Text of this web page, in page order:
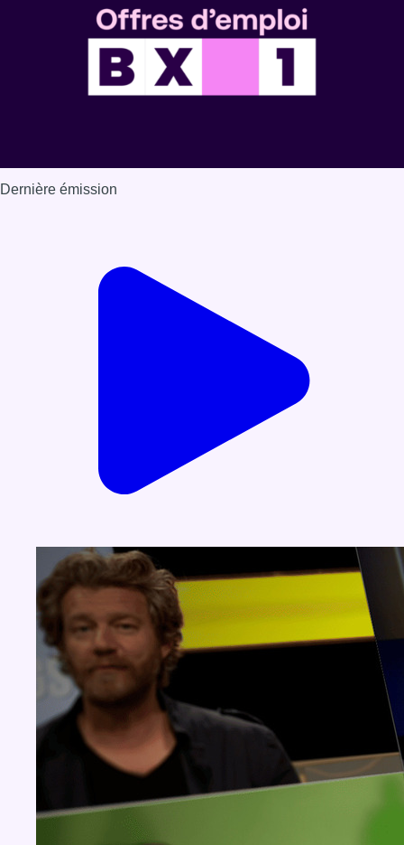
Dernière émission